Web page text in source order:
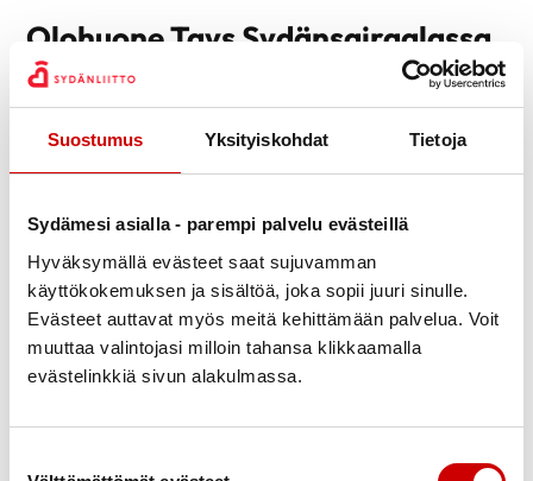
Suostumus Yksityiskohdat Tietoja
Sydämesi asialla - parempi palvelu evästeillä
Hyväksymällä evästeet saat sujuvamman
käyttökokemuksen ja sisältöä, joka sopii juuri sinulle.
Evästeet auttavat myös meitä kehittämään palvelua. Voit
muuttaa valintojasi milloin tahansa klikkaamalla
evästelinkkiä sivun alakulmassa.
Olohuone Tays Sydänsairaalassa
Olohuoneessa tarjoamme tietoa, apua ja tukea
sydänsairastuneen, läheisen sekä sydänpotilaiden kanssa
työskentelevien ammattilaisen tarpeita kuunnellen. Olohuone
vertaistuesta, omahoidosta tai muista mieltä askarruttavista
palveluistamme, kuten Sydänliiton kursseista, sekä
mahdollisuuksista osallistua Sydänliiton paikallistoimintaan
sydänyhdistyksissä.